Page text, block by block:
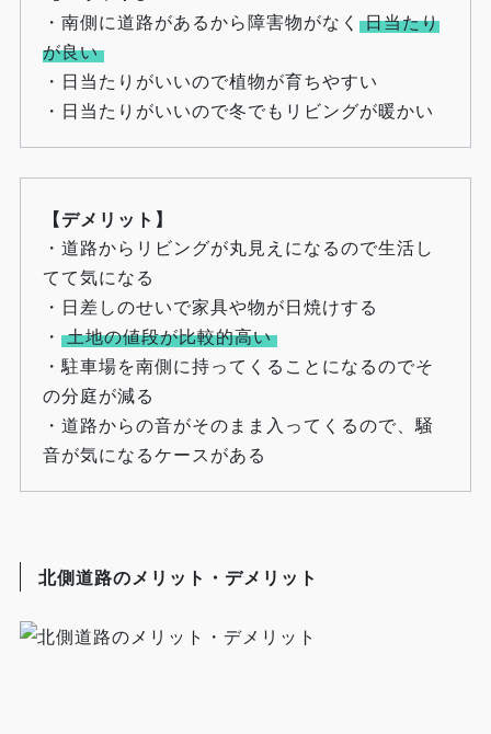
・南側に道路があるから障害物がなく 日当たり
が良い
・日当たりがいいので植物が育ちやすい
・日当たりがいいので冬でもリビングが暖かい
【デメリット】
・道路からリビングが丸見えになるので生活し
てて気になる
・日差しのせいで家具や物が日焼けする
・ 土地の値段が比較的高い
・駐車場を南側に持ってくることになるのでそ
の分庭が減る
・道路からの音がそのまま入ってくるので、騒
音が気になるケースがある
北側道路のメリット・デメリット